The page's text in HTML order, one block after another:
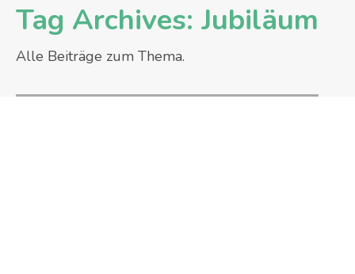
Tag Archives: Jubiläum
Alle Beiträge zum Thema.